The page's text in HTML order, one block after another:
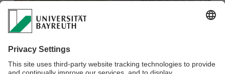
Katalonien freuen wir uns, Simon zurück in Bayreuth zu
haben. Der Aufenthalt in Barcelona gab Simon die
Gelegenheit, Menschen aus verschiedensten Ländern
kennenzulernen und die erfolgreiche Kooperation mit den